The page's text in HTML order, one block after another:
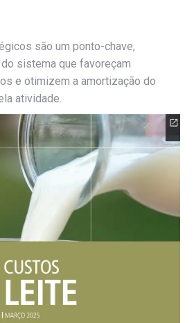
são um ponto-chave,
sistema que favoreçam
e otimizem a amortização do
atividade.